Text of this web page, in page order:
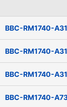
BBC-RM1740-
BBC-RM1740-
BBC-RM1740-
BBC-RM1740-